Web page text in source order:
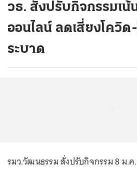
วธ. สั่งปรับกิจกรรมเน้
ออนไลน์ ลดเสี่ยงโควิ
ระบาด
รมว.วัฒนธรรม สั่งปรับกิจกรรม 8 ม.ค